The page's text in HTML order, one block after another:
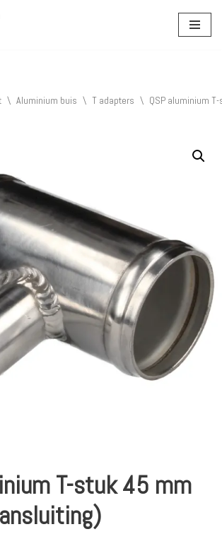
\ Aluminium buis \ T adapters \ QSP aluminium
T-stuk 45 mm